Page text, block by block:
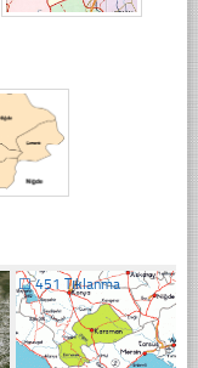
☐451 Tıklanma